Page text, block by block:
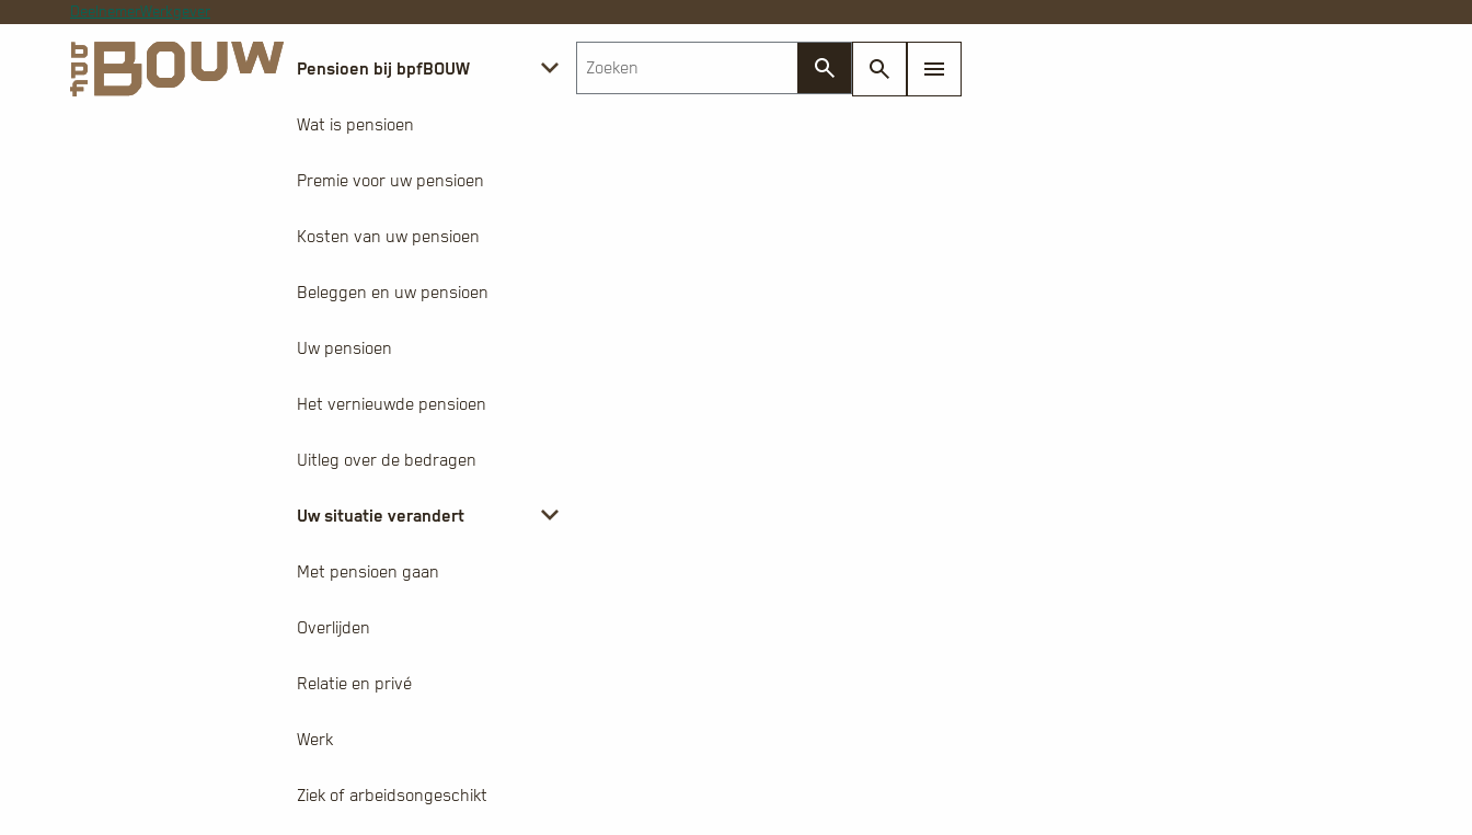
DeelnemerWerkgever
Pensioen bij bpfBOUW
Wat is pensioen
Premie voor uw pensioen
Kosten van uw pensioen
Beleggen en uw pensioen
Uw pensioen
Het vernieuwde pensioen
Uitleg over de bedragen
Uw situatie verandert
Met pensioen gaan
Overlijden
Relatie en privé
Werk
Ziek of arbeidsongeschikt